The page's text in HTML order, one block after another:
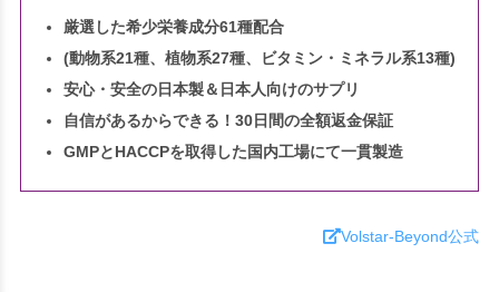
厳選した希少栄養成分61種配合
(動物系21種、植物系27種、ビタミン・ミネラル系13種)
安心・安全の日本製＆日本人向けのサプリ
自信があるからできる！30日間の全額返金保証
GMPとHACCPを取得した国内工場にて一貫製造
Volstar-Beyond公式